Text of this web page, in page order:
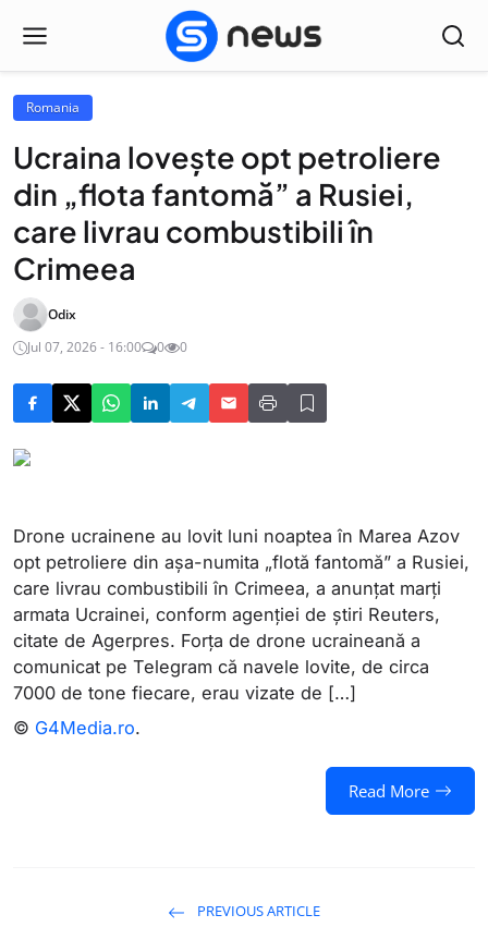
Romania
Ucraina loveşte opt petroliere
din „flota fantomă” a Rusiei,
care livrau combustibili în
Crimeea
Odix
Jul 07, 2026 - 16:00
0 0
Drone ucrainene au lovit luni noaptea în Marea Azov
opt petroliere din aşa-numita „flotă fantomă” a Rusiei,
care livrau combustibili în Crimeea, a anunţat marţi
armata Ucrainei, conform agenţiei de știri Reuters,
citate de Agerpres. Forţa de drone ucraineană a
comunicat pe Telegram că navele lovite, de circa
7000 de tone fiecare, erau vizate de […]
© G4Media.ro.
Read More
PREVIOUS ARTICLE